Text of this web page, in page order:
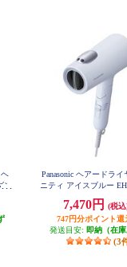
ヘ
Panasonic ヘアードライ
ニティ アイスブルー
7,470円
(税
747円分ポイント還
発送目安: 即納（在庫
(3